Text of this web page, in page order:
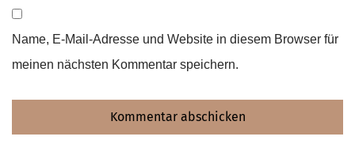
Name, E-Mail-Adresse und Website in diesem Browser für
meinen nächsten Kommentar speichern.